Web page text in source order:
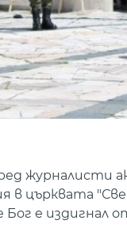
журналисти
в църквата
е издигнал